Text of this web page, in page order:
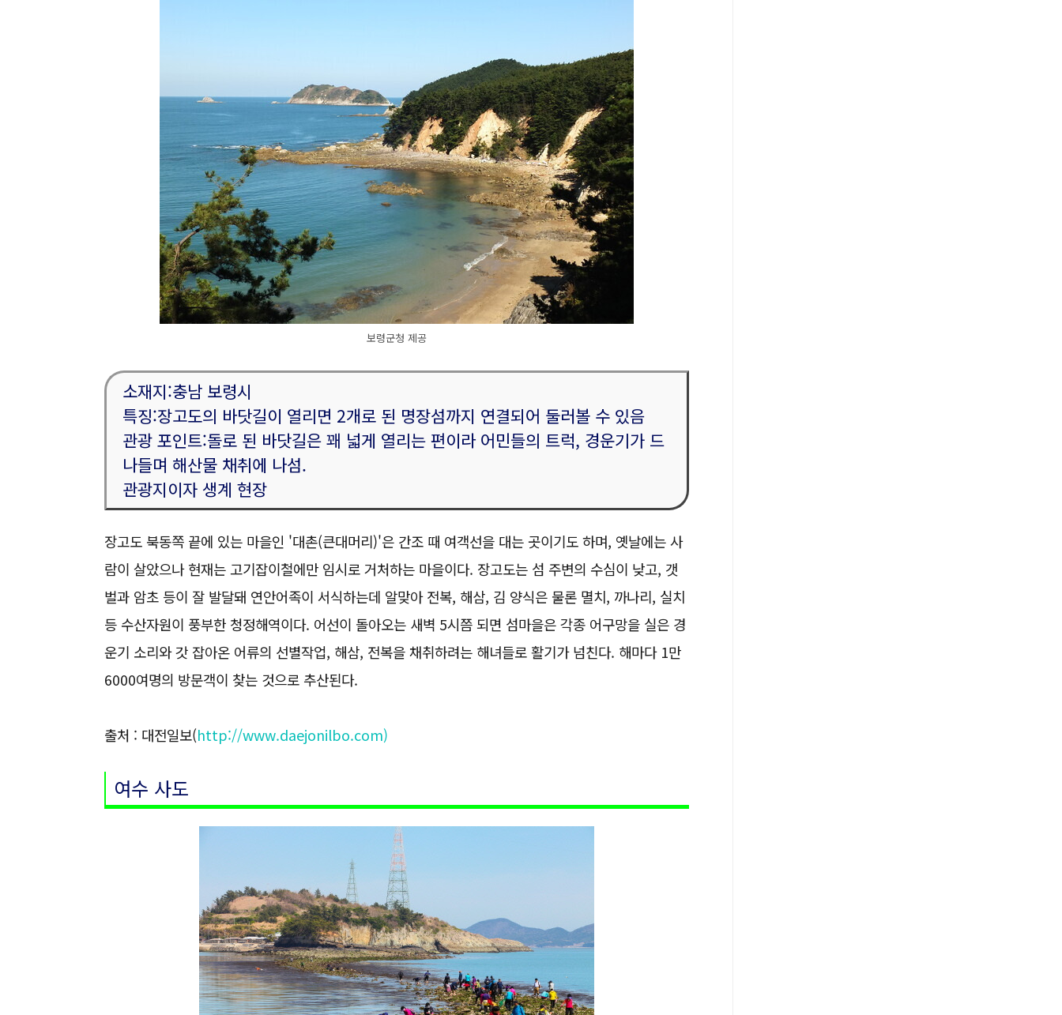
보령군청 제공
소재지:충남 보령시
특징:장고도의 바닷길이 열리면 2개로 된 명장섬까지 연결되어 둘러볼 수 있음
관광 포인트:돌로 된 바닷길은 꽤 넓게 열리는 편이라 어민들의 트럭, 경운기가 드
나들며 해산물 채취에 나섬.
관광지이자 생계 현장
장고도 북동쪽 끝에 있는 마을인 '대촌(큰대머리)'은 간조 때 여객선을 대는 곳이기도 하며, 옛날에는 사
람이 살았으나 현재는 고기잡이철에만 임시로 거처하는 마을이다. 장고도는 섬 주변의 수심이 낮고, 갯
벌과 암초 등이 잘 발달돼 연안어족이 서식하는데 알맞아 전복, 해삼, 김 양식은 물론 멸치, 까나리, 실치
등 수산자원이 풍부한 청정해역이다. 어선이 돌아오는 새벽 5시쯤 되면 섬마을은 각종 어구망을 실은 경
운기 소리와 갓 잡아온 어류의 선별작업, 해삼, 전복을 채취하려는 해녀들로 활기가 넘친다. 해마다 1만
6000여명의 방문객이 찾는 것으로 추산된다.
출처 : 대전일보(http://www.daejonilbo.com)
여수 사도